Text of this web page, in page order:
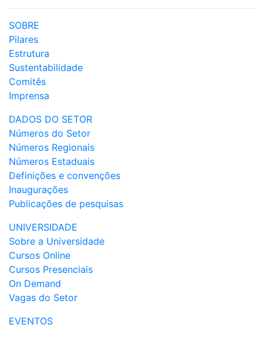
SOBRE
Pilares
Estrutura
Sustentabilidade
Comitês
Imprensa
DADOS DO SETOR
Números do Setor
Números Regionais
Números Estaduais
Definições e convenções
Inaugurações
Publicações de pesquisas
UNIVERSIDADE
Sobre a Universidade
Cursos Online
Cursos Presenciais
On Demand
Vagas do Setor
EVENTOS